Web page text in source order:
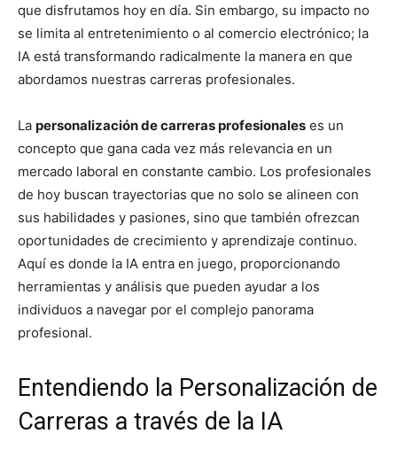
que disfrutamos hoy en día. Sin embargo, su impacto no
se limita al entretenimiento o al comercio electrónico; la
IA está transformando radicalmente la manera en que
abordamos nuestras carreras profesionales.
La personalización de carreras profesionales es un
concepto que gana cada vez más relevancia en un
mercado laboral en constante cambio. Los profesionales
de hoy buscan trayectorias que no solo se alineen con
sus habilidades y pasiones, sino que también ofrezcan
oportunidades de crecimiento y aprendizaje continuo.
Aquí es donde la IA entra en juego, proporcionando
herramientas y análisis que pueden ayudar a los
individuos a navegar por el complejo panorama
profesional.
Entendiendo la Personalización de
Carreras a través de la IA